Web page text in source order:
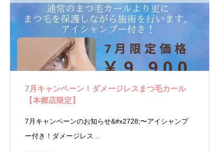
7月キャンペーン！ダメージレスまつ毛カール
【本郷店限定】
7月キャンペーンのお知らせ&#x2728;〜アイシャンプ
ー付き！ダメージレス…